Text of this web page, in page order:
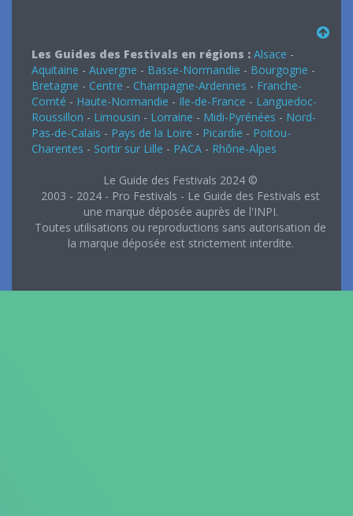
Les Guides des Festivals en régions : Alsace -
Aquitaine - Auvergne - Basse-Normandie - Bourgogne -
Bretagne - Centre - Champagne-Ardennes - Franche-
Comté - Haute-Normandie - Ile-de-France - Languedoc-
Roussillon - Limousin - Lorraine - Midi-Pyrénées - Nord-
Pas-de-Calais - Pays de la Loire - Picardie - Poitou-
Charentes - Sortir sur Lille - PACA - Rhône-Alpes
Le Guide des Festivals 2024 ©
2003 - 2024 - Pro Festivals - Le Guide des Festivals est
une marque déposée auprès de l'INPI.
Toutes utilisations ou reproductions sans autorisation de
la marque déposée est strictement interdite.